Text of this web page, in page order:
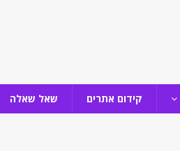
קידום אתרים שאל שאלה